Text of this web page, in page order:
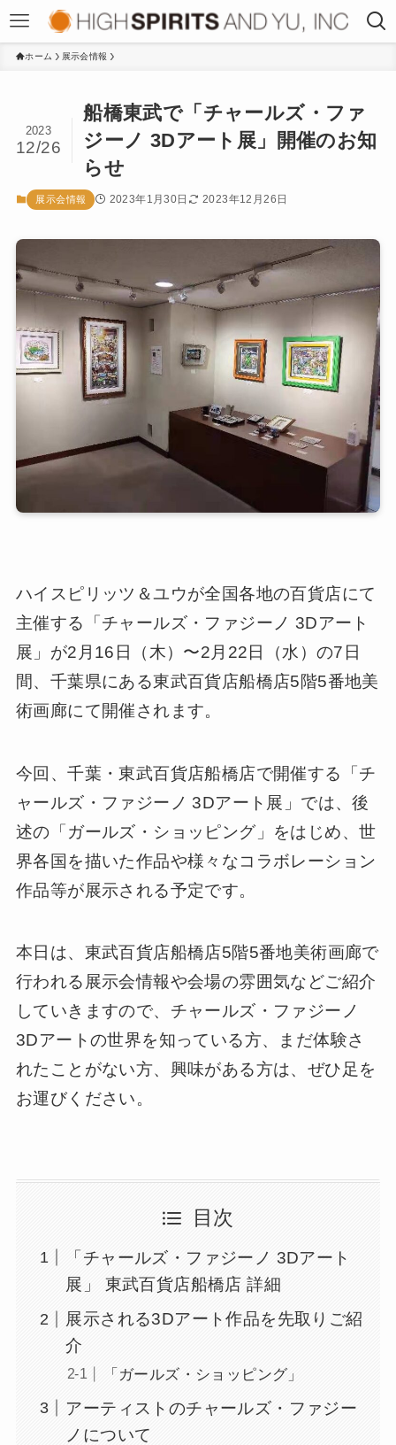
ホーム 展示会情報
船橋東武で「チャールズ・ファ
ジーノ 3Dアート展」開催のお知
らせ
2023
12/26
展示会情報 2023年1月30日 2023年12月26日
ハイスピリッツ＆ユウが全国各地の百貨店にて
主催する「チャールズ・ファジーノ 3Dアート
展」が2月16日（木）〜2月22日（水）の7日
間、千葉県にある東武百貨店船橋店5階5番地美
術画廊にて開催されます。
今回、千葉・東武百貨店船橋店で開催する「チ
ャールズ・ファジーノ 3Dアート展」では、後
述の「ガールズ・ショッピング」をはじめ、世
界各国を描いた作品や様々なコラボレーション
作品等が展示される予定です。
本日は、東武百貨店船橋店5階5番地美術画廊で
行われる展示会情報や会場の雰囲気などご紹介
していきますので、チャールズ・ファジーノ
3Dアートの世界を知っている方、まだ体験さ
れたことがない方、興味がある方は、ぜひ足を
お運びください。
目次
「チャールズ・ファジーノ 3Dアート
展」 東武百貨店船橋店 詳細
展示される3Dアート作品を先取りご紹
介
「ガールズ・ショッピング」
アーティストのチャールズ・ファジー
ノについて